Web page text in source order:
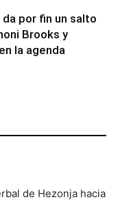
por fin un salto
Brooks y
la agenda
de Hezonja hacia